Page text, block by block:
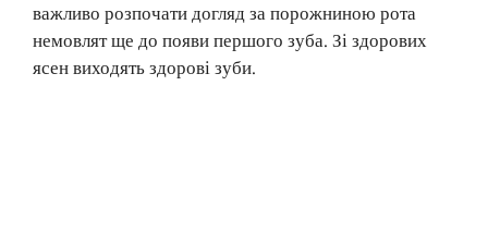
важливо розпочати догляд за порожниною рота
немовлят ще до появи першого зуба. Зі здорових
ясен виходять здорові зуби.